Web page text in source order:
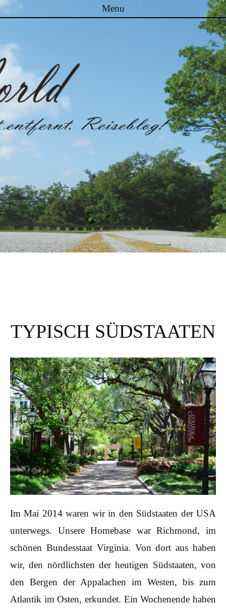
Menu
Malibuworld
TYPISCH SÜDSTAATEN
Im Mai 2014 waren wir in den Südstaaten der USA
unterwegs. Unsere Homebase war Richmond, im
schönen Bundesstaat Virginia. Von dort aus haben
wir, den nördlichsten der heutigen Südstaaten, von
den Bergen der Appalachen im Westen, bis zum
Atlantik im Osten, erkundet. Ein Wochenende haben